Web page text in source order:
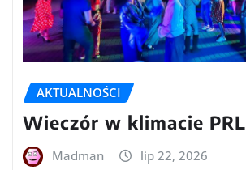
AKTUALNOŚCI
Wieczór w klimacie PRL
Madman lip 22, 2026